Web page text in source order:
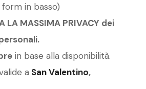
in basso)
LA MASSIMA PRIVACY dei
in base alla disponibilità.
a San Valentino,